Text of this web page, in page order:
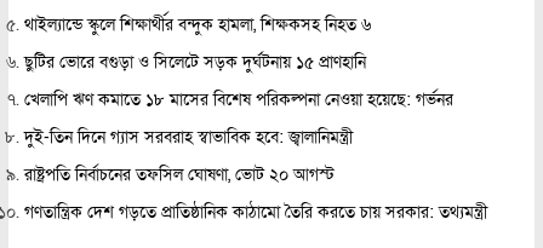
থাইল্যান্ডে স্কুলে শিক্ষার্থীর বন্দুক হামলা, শিক্ষকসহ নিহত ৬
ছুটির ভোরে বগুড়া ও সিলেটে সড়ক দুর্ঘটনায় ১৫ প্রাণহানি
খেলাপি ঋণ কমাতে ১৮ মাসের বিশেষ পরিকল্পনা নেওয়া হয়েছে: গর্ভনর
দুই-তিন দিনে গ্যাস সরবরাহ স্বাভাবিক হবে: জ্বালানিমন্ত্রী
রাষ্ট্রপতি নির্বাচনের তফসিল ঘোষণা, ভোট ২০ আগস্ট
গণতান্ত্রিক দেশ গড়তে প্রাতিষ্ঠানিক কাঠামো তৈরি করতে চায় সরকার: তথ্যমন্ত্রী